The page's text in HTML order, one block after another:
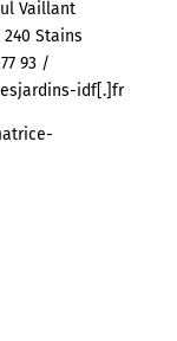
Vaillant
Stains
93 /
idf[.]fr